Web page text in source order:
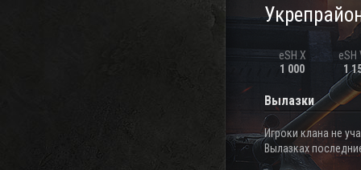
eSH X
1 000
eSH
1
Вылазки
Игроки клана не
Вылазках